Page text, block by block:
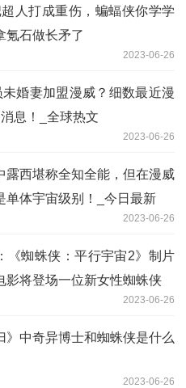
人打成重伤，蝙蝠侠你学学
氪石做长矛了
2023-06-26
未婚妻加盟漫威？细数最近漫
息！_全球热文
2023-06-26
露西堪称全知全能，但在漫威
单体宇宙级别！_今日最新
2023-06-26
《蜘蛛侠：平行宇宙2》制片
影将登场一位新女性蜘蛛侠
2023-06-26
》中奇异博士和蜘蛛侠是什么
2023-06-26